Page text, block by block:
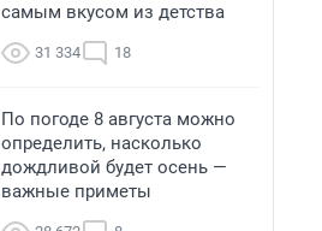
самым вкусом из детства
31 334 18
По погоде 8 августа можно
определить, насколько
дождливой будет осень —
важные приметы